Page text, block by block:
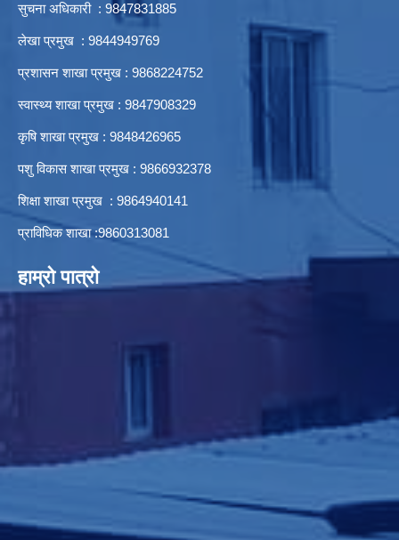
सुचना अधिकारी : 9847831885
लेखा प्रमुख : 9844949769
प्रशासन शाखा प्रमुख : 9868224752
स्वास्थ्य शाखा प्रमुख : 9847908329
कृषि शाखा प्रमुख : 9848426965
पशु विकास शाखा प्रमुख : 9866932378
शिक्षा शाखा प्रमुख : 9864940141
प्राविधिक शाखा :9860313081
हाम्रो पात्रो